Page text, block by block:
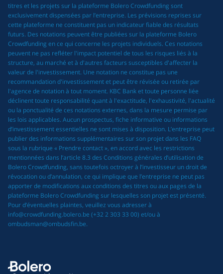
titres et les projets sur la plateforme Bolero Crowdfunding sont
exclusivement dispensées par l’entreprise. Les prévisions reprises sur
cette plateforme ne constituent pas un indicateur fiable des résultats
futurs. Des notations peuvent être publiées sur la plateforme Bolero
Crowdfunding en ce qui concerne les projets individuels. Ces notations
peuvent ne pas refléter l'impact potentiel de tous les risques liés à la
structure, au marché et à d'autres facteurs susceptibles d'affecter la
valeur de l'investissement. Une notation ne constitue pas une
recommandation d'investissement et peut être révisée ou retirée par
l'agence de notation à tout moment. KBC Bank et toute personne liée
déclinent toute responsabilité quant à l'exactitude, l'exhaustivité, l'actualité
ou la ponctualité de ces notations externes, dans la mesure permise par
les lois applicables. Aucun prospectus, fiche informative ou informations
d’investissement essentielles ne sont mises à disposition. L’entreprise peut
publier des informations supplémentaires sur son projet dans les FAQ
sous la rubrique « Prendre contact », en accord avec les restrictions
mentionnées dans l’article 8.3 des Conditions générales d’utilisation de
Bolero Crowdfunding, sans toutefois octroyer à l’investisseur un droit de
révocation ou d’annulation, ce qui implique que l’entreprise ne peut pas
apporter de modifications aux conditions des titres ou aux pages de la
plateforme Bolero Crowdfunding sur lesquelles son projet est présenté.
Pour d’éventuelles plaintes, veuillez vous adresser à
info@crowdfunding.bolero.be (+32 2 303 33 00) et/ou à
ombudsman@ombudsfin.be.